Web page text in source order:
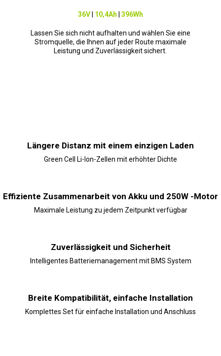
36V| 10,4Ah 396Wh
Lassen Sie sich nicht aufhalten und wählen Sie eine
Stromquelle, die Ihnen auf jeder Route maximale
Leistung und Zuverlässigkeit sichert.
Längere Distanz mit einem einzigen Laden
Green Cell Li-Ion-Zellen mit erhöhter Dichte
Effiziente Zusammenarbeit von Akku und 250W -Motor
Maximale Leistung zu jedem Zeitpunkt verfügbar
Zuverlässigkeit und Sicherheit
Intelligentes Batteriemanagement mit BMS System
Breite Kompatibilität, einfache Installation
Komplettes Set für einfache Installation und Anschluss